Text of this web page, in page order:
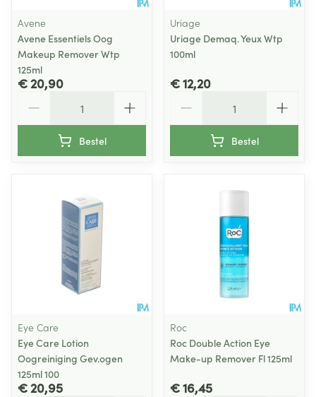
Avene
Avene Essentiels Oog
Makeup Remover Wtp
125ml
€ 20,90
Bestel
Uriage
Uriage Demaq. Yeux Wtp
100ml
€ 12,20
Bestel
Eye Care
Eye Care Lotion
Oogreiniging Gev.ogen
125ml 100
€ 20,95
Roc
Roc Double Action Eye
Make-up Remover Fl 125ml
€ 16,45